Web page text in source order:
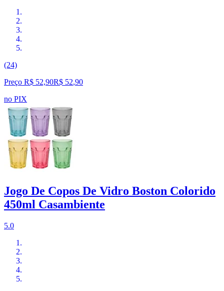
(24)
Preço R$ 52,90R$ 52,90
no PIX
Jogo De Copos De Vidro Boston Colorido
450ml Casambiente
5.0